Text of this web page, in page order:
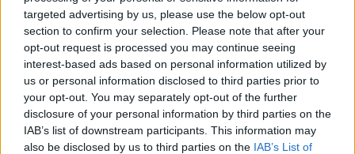
targeted advertising by us, please use the below opt-out
section to confirm your selection. Please note that after your
opt-out request is processed you may continue seeing
interest-based ads based on personal information utilized by
us or personal information disclosed to third parties prior to
your opt-out. You may separately opt-out of the further
disclosure of your personal information by third parties on the
IAB’s list of downstream participants. This information may
also be disclosed by us to third parties on the IAB’s List of
Внекоторых домах на Гриве
завтра временно отключат воду
Временноперекрыт участок
улицы Сакню